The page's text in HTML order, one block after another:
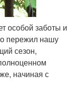
особой заботы и
пережил нашу
сезон,
начиная с